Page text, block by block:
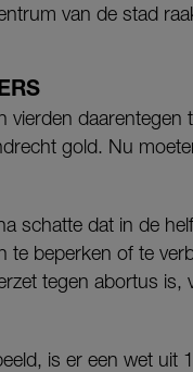
van de stad
vierden
gold. Nu
schatte dat in de
te beperken of te
tegen abortus
is er een wet uit